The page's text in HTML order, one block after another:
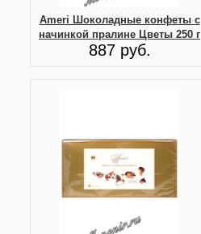
Ameri Шоколадные конфеты с
начинкой пралине Цветы 250 г
887 руб.